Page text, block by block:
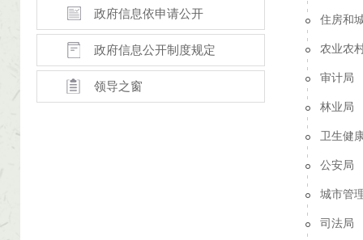
政府信息依申请公开
政府信息公开制度规定
领导之窗
住房和
农业农
审计局
林业局
卫生健
公安局
城市管
司法局